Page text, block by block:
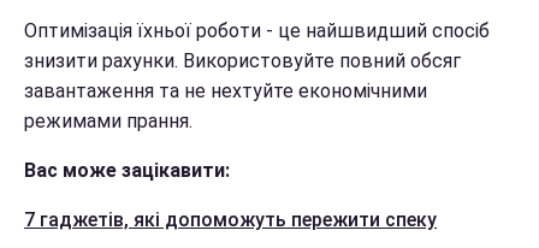
Оптимізація їхньої роботи - це найшвидший спосіб
знизити рахунки. Використовуйте повний обсяг
завантаження та не нехтуйте економічними
режимами прання.
Вас може зацікавити:
7 гаджетів, які допоможуть пережити спеку